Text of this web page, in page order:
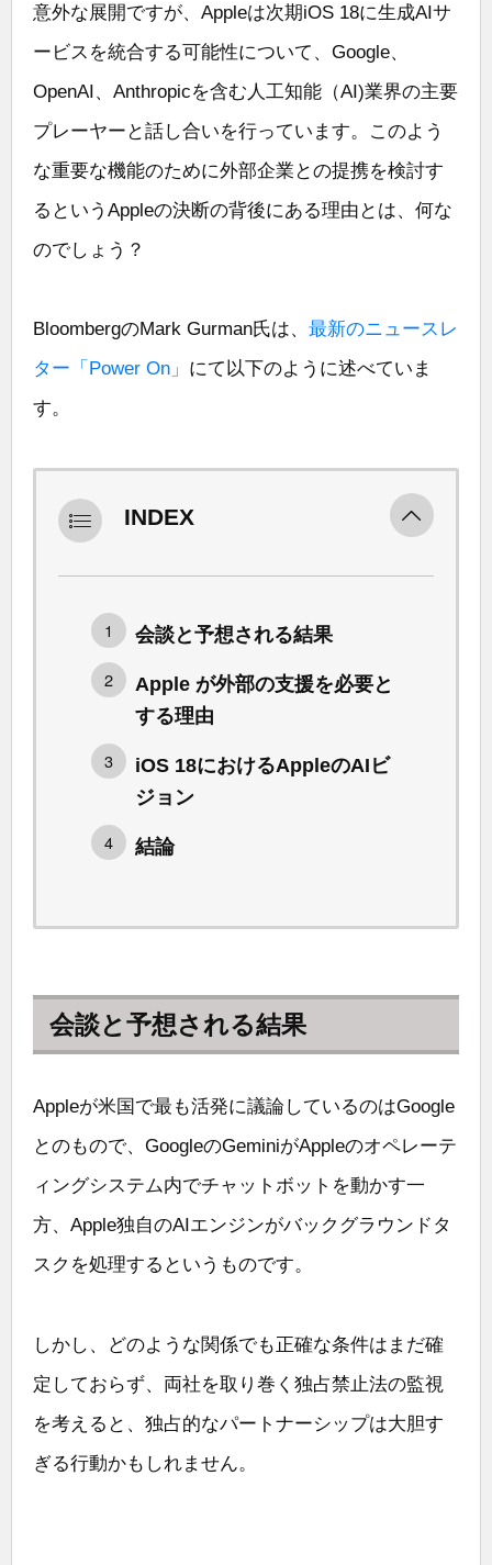
意外な展開ですが、Appleは次期iOS 18に生成AIサ
ービスを統合する可能性について、Google、
OpenAI、Anthropicを含む人工知能（AI)業界の主要
プレーヤーと話し合いを行っています。このよう
な重要な機能のために外部企業との提携を検討す
るというAppleの決断の背後にある理由とは、何な
のでしょう？
BloombergのMark Gurman氏は、 最新のニュースレ
ター「Power On」 にて以下のように述べていま
す。
INDEX
会談と予想される結果
Apple が外部の支援を必要と
する理由
iOS 18におけるAppleのAIビ
ジョン
結論
会談と予想される結果
Appleが米国で最も活発に議論しているのはGoogle
とのもので、GoogleのGeminiがAppleのオペレーテ
ィングシステム内でチャットボットを動かす一
方、Apple独自のAIエンジンがバックグラウンドタ
スクを処理するというものです。
しかし、どのような関係でも正確な条件はまだ確
定しておらず、両社を取り巻く独占禁止法の監視
を考えると、独占的なパートナーシップは大胆す
ぎる行動かもしれません。